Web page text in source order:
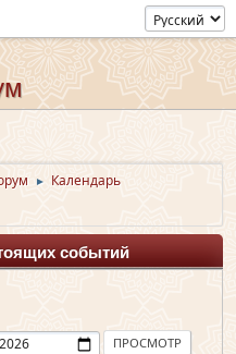
► Календарь
событий